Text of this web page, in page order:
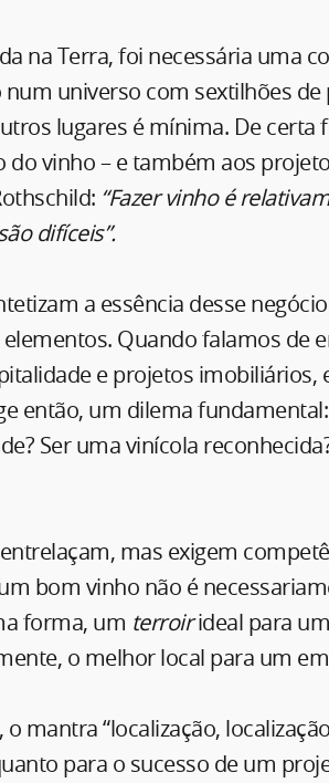
na Terra, foi necessária uma
universo com sextilhões de
lugares é mínima. De
do vinho – e também aos
“Fazer vinho é
difíceis”.
a essência desse
Quando falamos de
e projetos imobiliários,
então, um dilema
Ser uma vinícola
mas exigem
bom vinho não é
forma, um terroirideal para
o melhor local para um
mantra “localização,
para o sucesso de um